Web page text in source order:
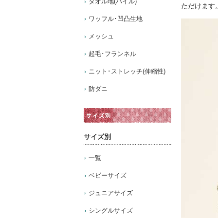
ワッフル･凹凸生地
メッシュ
起毛･フランネル
ニット･ストレッチ(伸縮性)
防ダニ
サイズ別
一覧
ベビーサイズ
ジュニアサイズ
シングルサイズ
ただけます